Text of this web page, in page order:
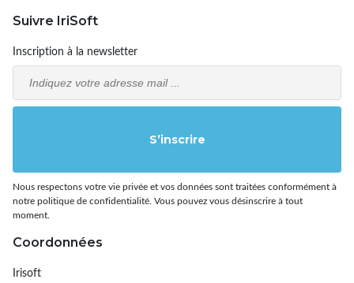
Suivre IriSoft
Inscription à la newsletter
Email
S’inscrire
Nous respectons votre vie privée et vos données sont traitées conformément à
notre politique de confidentialité. Vous pouvez vous désinscrire à tout
moment.
Coordonnées
Irisoft